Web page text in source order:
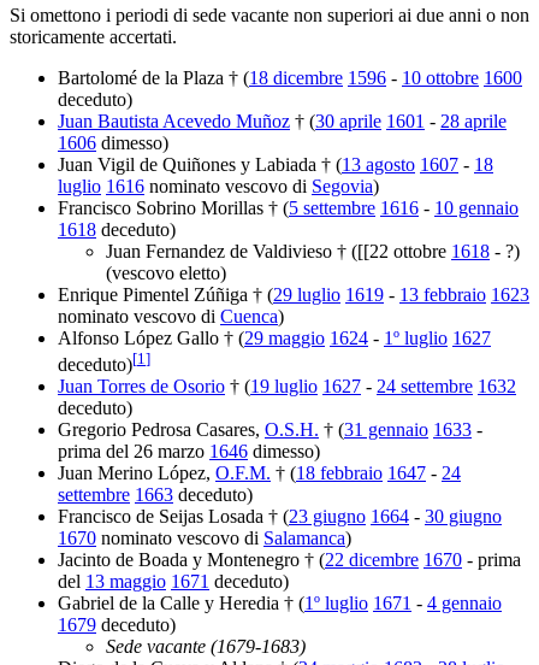
Si omettono i periodi di sede vacante non superiori ai due anni o non
storicamente accertati.
Bartolomé de la Plaza † (18 dicembre 1596 - 10 ottobre 1600
deceduto)
Juan Bautista Acevedo Muñoz † (30 aprile 1601 - 28 aprile
1606 dimesso)
Juan Vigil de Quiñones y Labiada † (13 agosto 1607 - 18
luglio 1616 nominato vescovo di Segovia)
Francisco Sobrino Morillas † (5 settembre 1616 - 10 gennaio
1618 deceduto)
Juan Fernandez de Valdivieso † ([[22 ottobre 1618 - ?)
(vescovo eletto)
Enrique Pimentel Zúñiga † (29 luglio 1619 - 13 febbraio 1623
nominato vescovo di Cuenca)
Alfonso López Gallo † (29 maggio 1624 - 1º luglio 1627
deceduto)[1 ]
Juan Torres de Osorio † (19 luglio 1627 - 24 settembre 1632
deceduto)
Gregorio Pedrosa Casares, O.S.H. † (31 gennaio 1633 -
prima del 26 marzo 1646 dimesso)
Juan Merino López, O.F.M. † (18 febbraio 1647 - 24
settembre 1663 deceduto)
Francisco de Seijas Losada † (23 giugno 1664 - 30 giugno
1670 nominato vescovo di Salamanca)
Jacinto de Boada y Montenegro † (22 dicembre 1670 - prima
del 13 maggio 1671 deceduto)
Gabriel de la Calle y Heredia † (1º luglio 1671 - 4 gennaio
1679 deceduto)
Sede vacante (1679-1683)